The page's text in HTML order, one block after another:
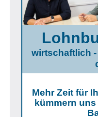
wirtschaftlich
Mehr Zeit für
kümmern